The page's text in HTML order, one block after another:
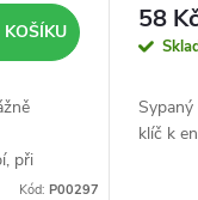
KOŠÍKU
při
Kód: P00297
58
Sypaný
klíč k